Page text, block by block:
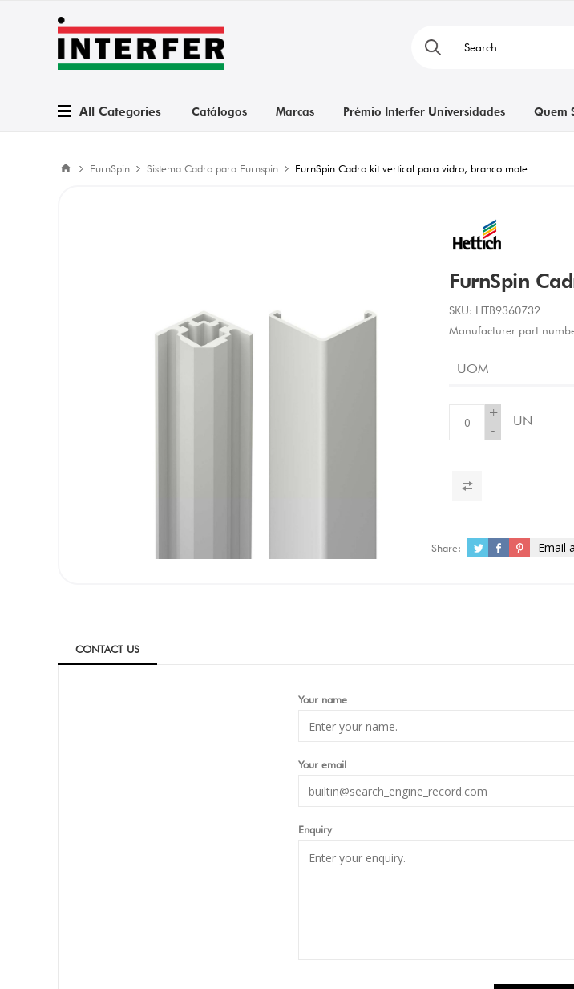
All Categories Catálogos Marcas Prémio Interfer Universidades Quem
FurnSpin Sistema Cadro para Furnspin FurnSpin Cadro kit vertical para vidro, branco mate
FurnSpin
SKU: HTB9360732
Manufacturer part
UOM
+
-
UN
Share: Email
CONTACT US
Your name
Your email
Enquiry